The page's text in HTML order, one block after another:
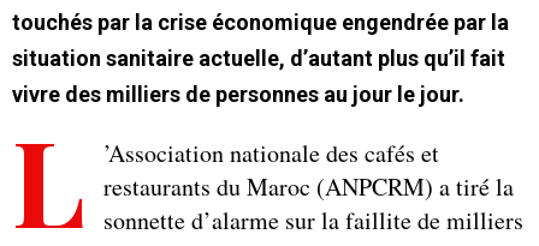
touchés par la crise économique engendrée par la
situation sanitaire actuelle, d’autant plus qu’il fait
vivre des milliers de personnes au jour le jour.
L
’Association nationale des cafés et
restaurants du Maroc (ANPCRM) a tiré la
sonnette d’alarme sur la faillite de milliers